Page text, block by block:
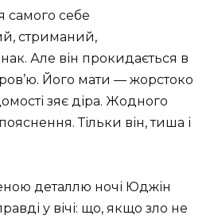
самого себе
стриманий,
Але він прокидається в
Його мати — жорстоко
зяє діра. Жодного
Тільки він, тиша і
деталлю ночі Юджін
у вічі: що, якщо зло не